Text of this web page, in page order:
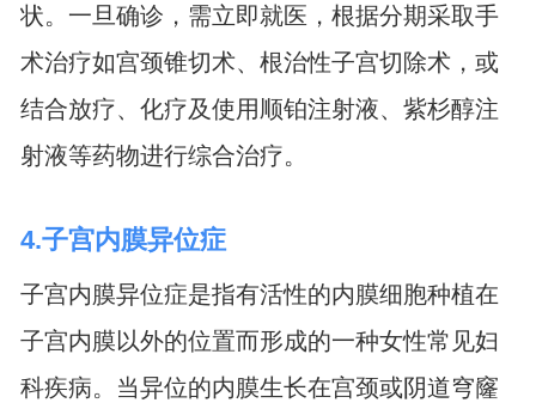
状。一旦确诊，需立即就医，根据分期采取手
术治疗如宫颈锥切术、根治性子宫切除术，或
结合放疗、化疗及使用顺铂注射液、紫杉醇注
射液等药物进行综合治疗。
4.子宫内膜异位症
子宫内膜异位症是指有活性的内膜细胞种植在
子宫内膜以外的位置而形成的一种女性常见妇
科疾病。当异位的内膜生长在宫颈或阴道穹窿